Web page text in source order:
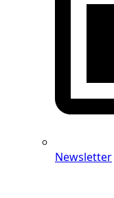
Newsletter